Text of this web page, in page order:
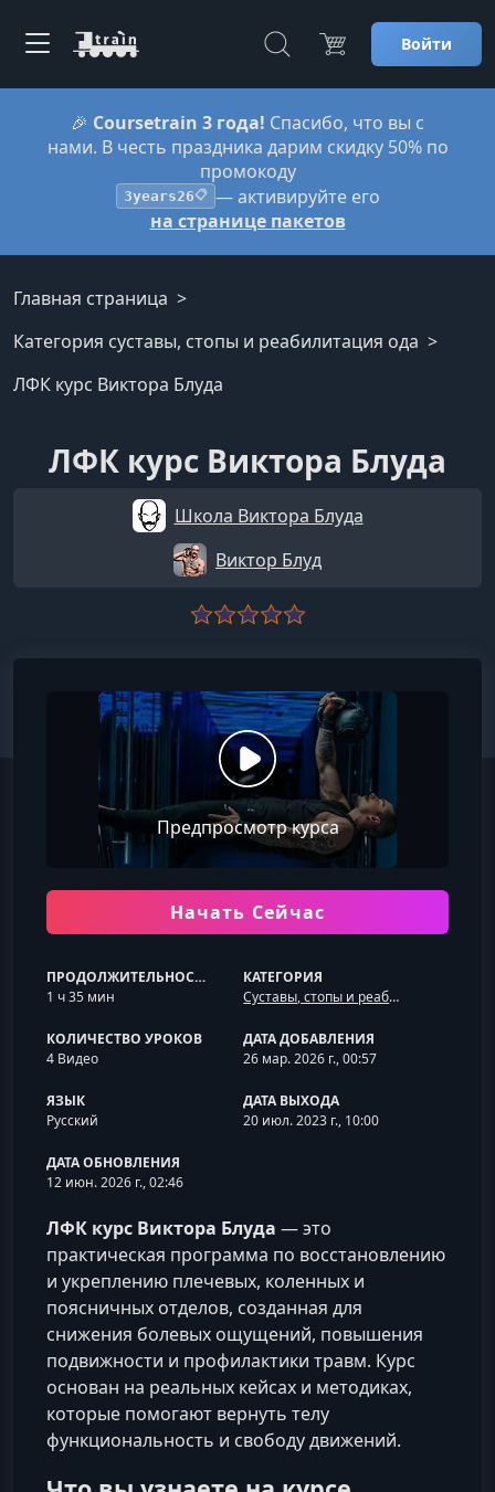
Войти
🎉 Coursetrain 3 года! Спасибо, что вы с
нами. В честь праздника дарим скидку 50% по
промокоду
3years26📋 — активируйте его
на странице пакетов
Главная страница
Категория суставы, стопы и реабилитация ода
ЛФК курс Виктора Блуда
ЛФК курс Виктора Блуда
Школа Виктора Блуда
Виктор Блуд
Предпросмотр курса
Начать Сейчас
ПРОДОЛЖИТЕЛЬНОСТЬ
1 ч 35 мин
КАТЕГОРИЯ
Суставы, стопы и реабилитация ОДА
КОЛИЧЕСТВО УРОКОВ
4 Видео
ДАТА ДОБАВЛЕНИЯ
26 мар. 2026 г., 00:57
ЯЗЫК
Русский
ДАТА ВЫХОДА
20 июл. 2023 г., 10:00
ДАТА ОБНОВЛЕНИЯ
12 июн. 2026 г., 02:46
ЛФК курс Виктора Блуда — это
практическая программа по восстановлению
и укреплению плечевых, коленных и
поясничных отделов, созданная для
снижения болевых ощущений, повышения
подвижности и профилактики травм. Курс
основан на реальных кейсах и методиках,
которые помогают вернуть телу
функциональность и свободу движений.